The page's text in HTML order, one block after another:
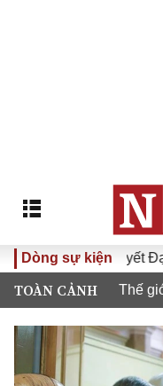
Dòng sự kiện
Nghị quyết Đại hội
TOÀN CẢNH Thế